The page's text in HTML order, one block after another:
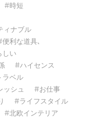
#時短
ィナブル
利な道具､
しい
#ハイセンス
ラベル
ッシュ
#お仕事
#ライフスタイル
#北欧インテリア